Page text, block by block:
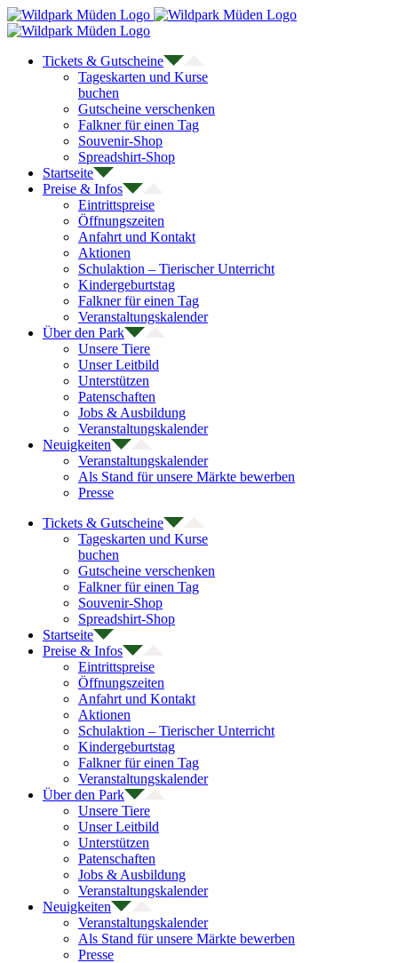
Zum
Inhalt
Tickets & Gutscheine
Tageskarten und Kurse
buchen
Gutscheine verschenken
Falkner für einen Tag
Souvenir-Shop
Spreadshirt-Shop
Startseite
Preise & Infos
Eintrittspreise
Öffnungszeiten
Anfahrt und Kontakt
Aktionen
Schulaktion – Tierischer Unterricht
Kindergeburtstag
Falkner für einen Tag
Veranstaltungskalender
Über den Park
Unsere Tiere
Unser Leitbild
Unterstützen
Patenschaften
Jobs & Ausbildung
Veranstaltungskalender
Neuigkeiten
Veranstaltungskalender
Als Stand für unsere Märkte bewerben
Presse
Tickets & Gutscheine
Tageskarten und Kurse
buchen
Gutscheine verschenken
Falkner für einen Tag
Souvenir-Shop
Spreadshirt-Shop
Startseite
Preise & Infos
Eintrittspreise
Öffnungszeiten
Anfahrt und Kontakt
Aktionen
Schulaktion – Tierischer Unterricht
Kindergeburtstag
Falkner für einen Tag
Veranstaltungskalender
Über den Park
Unsere Tiere
Unser Leitbild
Unterstützen
Patenschaften
Jobs & Ausbildung
Veranstaltungskalender
Neuigkeiten
Veranstaltungskalender
Als Stand für unsere Märkte bewerben
Presse